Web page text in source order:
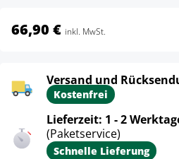
66,90 € inkl. MwSt.
Versand und
Kostenfrei
Lieferzeit: 1 - 2
(Paketservice)
Schnelle Lieferung